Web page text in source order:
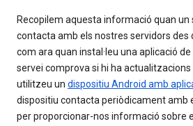
Recopilem aquesta informació quan un
contacta amb els nostres servidors des
com ara quan instal·leu una aplicació
servei comprova si hi ha
utilitzeu un dispositiu Android amb
dispositiu contacta periòdicament amb
per proporcionar-nos informació sobre